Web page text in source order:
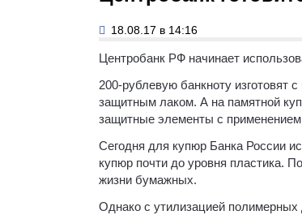
18.08.17 в 14:16
Центробанк РФ начинает
200-рублевую банкноту изготовят
защитным лаком. А на памятной
защитные элементы с
Сегодня для купюр Банка России
купюр почти до уровня пластика.
жизни бумажных.
Однако с утилизацией полимерных